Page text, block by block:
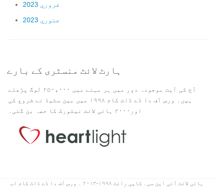
فروري 2023
جنوري 2023
ہارٹ لائٹ منسٹری کے بارے
آج کی آیت موجودہ دور میں ہر مہنے میں ۲۵۰،۰۰۰ لوگ پڑھتے
ہیں۔ ورس آف دا ڈے ڈاٹ کام ۱۹۹۸ میں بین سٹیڈ نے شروع کی
اور۲۰۰۰ ہائی لائٹ نیٹورک کا حصہ بن گئی۔
ہائی لائٹ آئی این سی۔ کاپی رائٹ ۱۹۹۸-۲۰۱۳ ۔ ورس آف دا ڈے ڈاٹ کام اب